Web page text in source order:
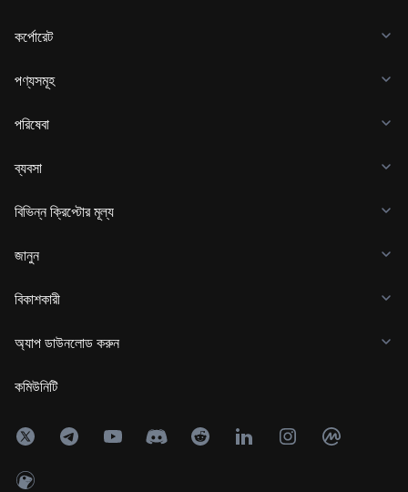
কর্পোরেট
পণ্যসমূহ
পরিষেবা
ব্যবসা
বিভিন্ন ক্রিপ্টোর মূল্য
জানুন
বিকাশকারী
অ্যাপ ডাউনলোড করুন
কমিউনিটি